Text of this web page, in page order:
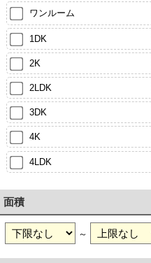
ワンルーム
1DK
2K
2LDK
3DK
4K
4LDK
面積
～